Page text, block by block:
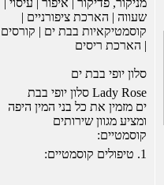
מניקור, פדיקור | איפור | עיסוי |
שעווה | הארכת ציפורניים |
קוסמטיקאיות בבת ים | קורסים
| הארכת ריסים
סלון יופי בבת ים
Lady Rose סלון יופי בבת
ים מזמין את כל בני המין היפה
ומציע מגוון שירותים
קוסמטיים:
1. טיפולים קוסמטיים: